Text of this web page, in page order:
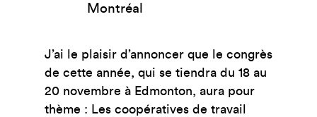
Montréal
J’ai le plaisir d’annoncer que le congrès
de cette année, qui se tiendra du 18 au
20 novembre à Edmonton, aura pour
thème : Les coopératives de travail